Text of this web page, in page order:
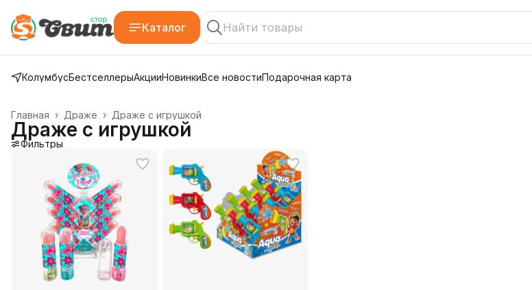
Каталог
КолумбусБестселлерыАкцииНовинкиВсе новостиПодарочная карта
Драже с игрушкой
Драже ›
Главная ›
Драже с игрушкой
Фильтры